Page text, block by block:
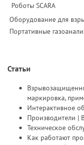
Роботы SCARA
Оборудование для
Портативные
Статьи
маркировка,
Интерактивное
Производители |
Техническое
Как работают